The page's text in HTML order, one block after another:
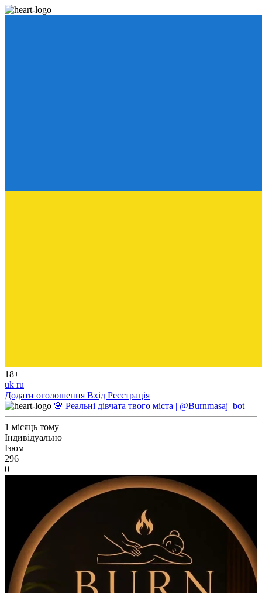
18+
uk ru
Додати оголошення Вхід Реєстрація
🌸 Реальні дівчата твого міста | @Burnmasaj_bot
1 місяць тому
Індивідуально
Ізюм
296
0